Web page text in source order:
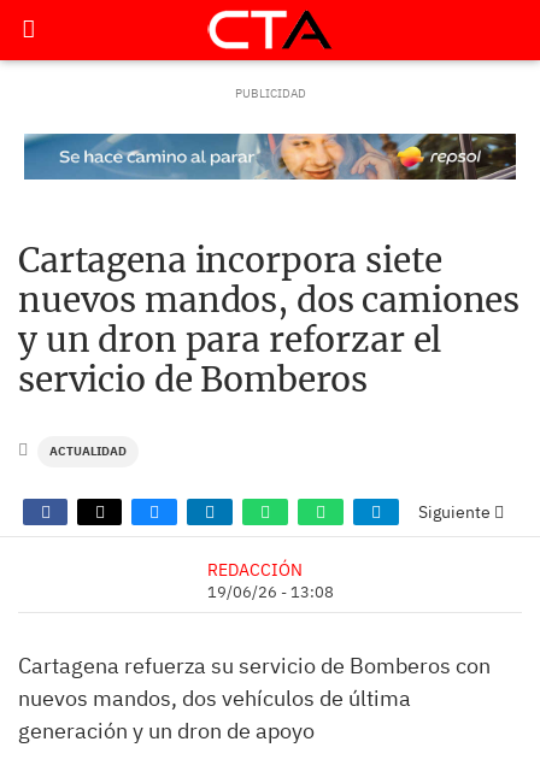
Cartagena incorpora siete
nuevos mandos, dos camiones
y un dron para reforzar el
servicio de Bomberos
ACTUALIDAD
Siguiente
REDACCIÓN
19/06/26 - 13:08
Cartagena refuerza su servicio de Bomberos con
nuevos mandos, dos vehículos de última
generación y un dron de apoyo